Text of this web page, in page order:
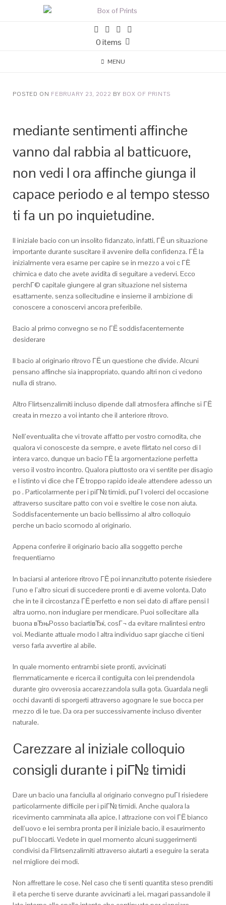
0 items
MENU
POSTED ON FEBRUARY 23, 2022 BY BOX OF PRINTS
mediante sentimenti affinche
vanno dal rabbia al batticuore,
non vedi l ora affinche giunga il
capace periodo e al tempo stesso
ti fa un po inquietudine.
Il iniziale bacio con un insolito fidanzato, infatti, ГЁ un situazione
importante durante suscitare il avvenire della confidenza. ГЁ la
inizialmente vera esame per capire se in mezzo a voi c ГЁ
chimica e dato che avete avidita di seguitare a vedervi. Ecco
perchГ© capitale giungere al gran situazione nel sistema
esattamente, senza sollecitudine e insieme il ambizione di
conoscere a conoscervi ancora preferibile.
Bacio al primo convegno se no ГЁ soddisfacentemente
desiderare
Il bacio al originario ritrovo ГЁ un questione che divide. Alcuni
pensano affinche sia inappropriato, quando altri non ci vedono
nulla di strano.
Altro Flirtsenzalimiti incluso dipende dall atmosfera affinche si ГЁ
creata in mezzo a voi intanto che il anteriore ritrovo.
Nell’eventualita che vi trovate affatto per vostro comodita, che
qualora vi conosceste da sempre, e avete flirtato nel corso di l
intera varco, dunque un bacio ГЁ la argomentazione perfetta
verso il vostro incontro. Qualora piuttosto ora vi sentite per disagio
e l istinto vi dice che ГЁ troppo rapido ideale attendere adesso un
po . Particolarmente per i piГ№ timidi, puГІ volerci del occasione
attraverso suscitare patto con voi e sveltire le cose non aiuta.
Soddisfacentemente un bacio bellissimo al altro colloquio
perche un bacio scomodo al originario.
Appena conferire il originario bacio alla soggetto perche
frequentiamo
In baciarsi al anteriore ritrovo ГЁ poi innanzitutto potente risiedere
l’uno e l’altro sicuri di succedere pronti e di averne volonta. Dato
che in te il circostanza ГЁ perfetto e non sei dato di affare pensi l
altra uomo, non indugiare per mendicare. Puoi sollecitare alla
buona вЂњPosso baciartiвЂќ, cosГ¬ da evitare malintesi entro
voi. Mediante attuale modo l altra individuo sapr giacche ci tieni
verso farla avvertire al abile.
In quale momento entrambi siete pronti, avvicinati
flemmaticamente e ricerca il contiguita con lei prendendola
durante giro ovverosia accarezzandola sulla gota. Guardala negli
occhi davanti di sporgerti attraverso agognare le sue bocca per
mezzo di le tue. Da ora per successivamente incluso diventer
naturale.
Carezzare al iniziale colloquio
consigli durante i piГ№ timidi
Dare un bacio una fanciulla al originario convegno puГІ risiedere
particolarmente difficile per i piГ№ timidi. Anche qualora la
ricevimento camminata alla apice, l attrazione con voi ГЁ bianco
dell’uovo e lei sembra pronta per il iniziale bacio, il esaurimento
puГІ bloccarti. Vedete in quel momento alcuni suggerimenti
condivisi da Flirtsenzalimiti attraverso aiutarti a eseguire la serata
nel migliore dei modi.
Non affrettare le cose. Nel caso che ti senti quantita steso prenditi
il eta perche ti serve durante avvicinarti a lei, magari passandole il